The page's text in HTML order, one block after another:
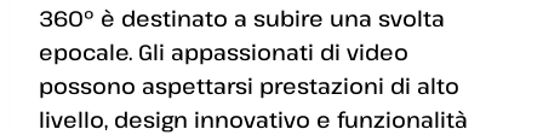
360º è destinato a subire una svolta
epocale. Gli appassionati di video
possono aspettarsi prestazioni di alto
livello, design innovativo e funzionalità